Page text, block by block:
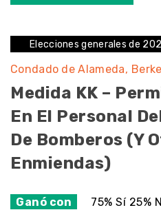
Elecciones generales de
Condado de Alameda
Medida KK –
En El Personal
De Bomberos (y
Enmiendas)
Ganó con 75% Sí 25%